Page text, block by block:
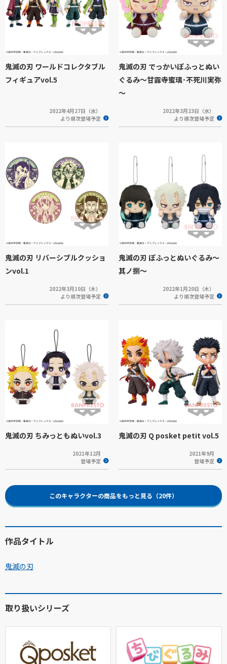
鬼滅の刃 ワールドコレクタブル
フィギュアvol.5
2022年4月27日（水）
より順次登場予定
鬼滅の刃 でっかいぽふっとぬい
ぐるみ～甘露寺蜜璃･不死川実弥
～
2022年3月23日（水）
より順次登場予定
鬼滅の刃 リバーシブルクッショ
ンvol.1
2022年3月10日（木）
より順次登場予定
鬼滅の刃 ぽふっとぬいぐるみ～
其ノ捌～
2022年1月20日（木）
より順次登場予定
鬼滅の刃 ちみっともぬいvol.3
2021年12月
登場予定
鬼滅の刃 Q posket petit vol.5
2021年9月
登場予定
このキャラクターの商品をもっと見る（20件）
作品タイトル
鬼滅の刃
取り扱いシリーズ